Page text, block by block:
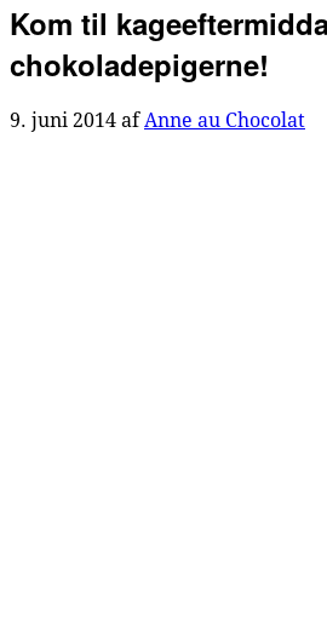
Kom til
chokoladepigerne!
9. juni 2014 afAnne au Chocolat